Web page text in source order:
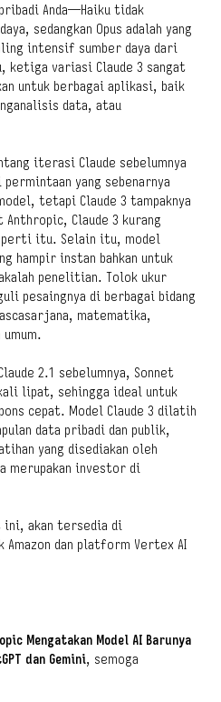
Anda—Haiku tidak
sedangkan Opus adalah yang
intensif sumber daya dari
ketiga variasi Claude 3 sangat
untuk berbagai aplikasi, baik
data, atau
iterasi Claude sebelumnya
yang sebenarnya
tetapi Claude 3 tampaknya
Claude 3 kurang
itu. Selain itu, model
hampir instan bahkan untuk
penelitian. Tolok ukur
pesaingnya di berbagai bidang
matematika,
umum.
2.1 sebelumnya, Sonnet
lipat, sehingga ideal untuk
cepat. Model Claude 3 dilatih
data pribadi dan publik,
yang disediakan oleh
merupakan investor di
ini, akan tersedia di
Amazon dan platform Vertex AI
Mengatakan Model AI Barunya
dan Gemini, semoga